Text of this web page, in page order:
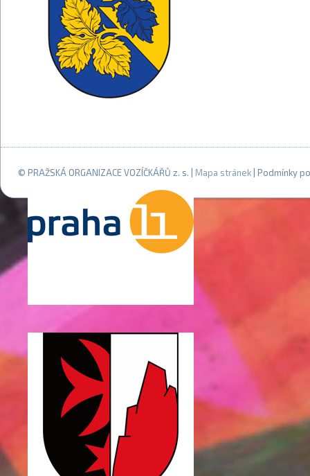
© PRAŽSKÁ ORGANIZACE VOZÍČKÁŘŮ z. s. | Mapa stránek | Podmínky